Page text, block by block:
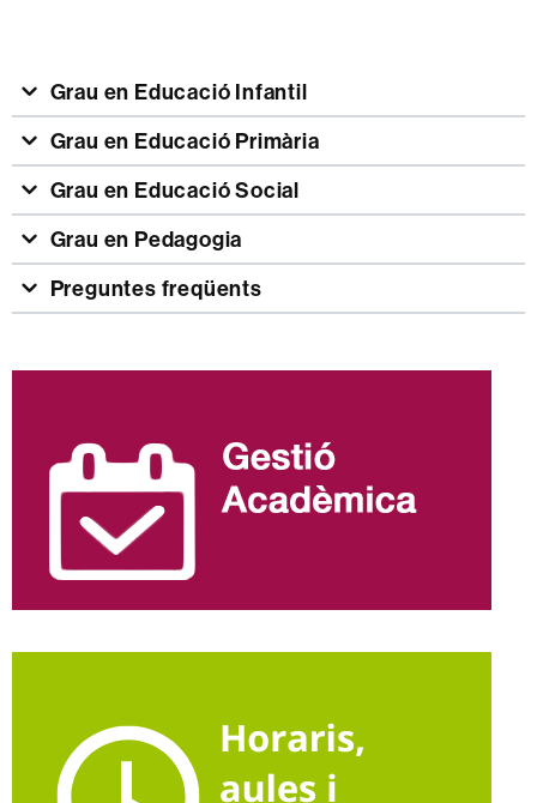
Grau en Educació Infantil
Grau en Educació Primària
Grau en Educació Social
Grau en Pedagogia
Preguntes freqüents
Informació